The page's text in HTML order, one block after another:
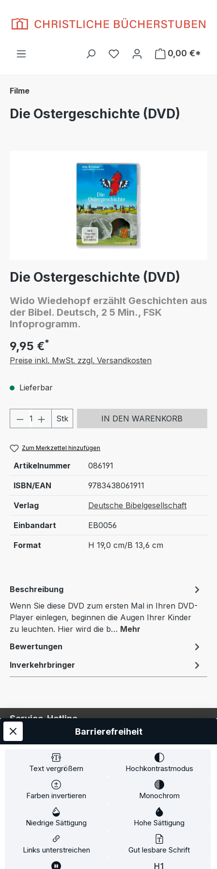
Du hast 0 Produkte auf
0,00 €*
Filme
Die Ostergeschichte (DVD)
Die Ostergeschichte (DVD)
Wido Wiedehopf erzählt Geschichten aus
der Bibel. Deutsch, 2 5 Min., FSK
Infoprogramm.
9,95 €*
Preise inkl. MwSt. zzgl. Versandkosten
Lieferbar
Produkt Anzahl: Gib den
Stk IN DEN WARENKORB
Zum Merkzettel hinzufügen
Artikelnummer 086191
ISBN/EAN 9783438061911
Verlag Deutsche Bibelgesellschaft
Einbandart EB0056
Format H 19,0 cm/B 13,6 cm
Beschreibung
Wenn Sie diese DVD zum ersten Mal in Ihren DVD-
Player einlegen, beginnen die Augen Ihrer Kinder
zu leuchten. Hier wird die b… Mehr
Bewertungen
Inverkehrbringer
Service-Hotline
Service
Information
* Alle Preise inkl. gesetzl. Mehrwertsteuer zzgl.
und ggf. Nachnahmegebühren, wenn
Text vergrößern Hochkontrastmodus
Farben invertieren Monochrom
Niedrige Sättigung Hohe Sättigung
Links unterstreichen Gut lesbare Schrift
Barrierefreiheit